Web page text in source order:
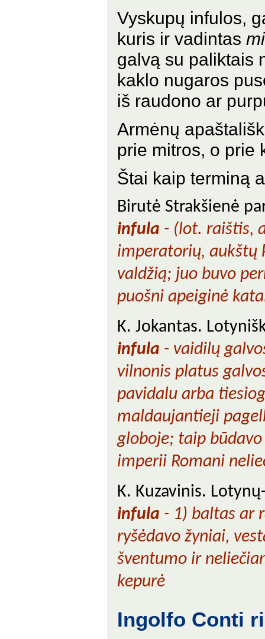
Vyskupų infulos,
kuris ir vadintas
galvą su paliktais
kaklo nugaros
iš raudono ar
Armėnų
prie mitros, o prie
Štai kaip terminą
Birutė Strakšienė
infula - (lot. raištis,
imperatorių, aukštų
valdžią; juo buvo
puošni apeiginė
K. Jokantas.
infula - vaidilų
vilnonis platus
pavidalu arba
maldaujantieji
globoje; taip
imperii Romani
K. Kuzavinis.
infula - 1) baltas ar
ryšėdavo žyniai,
šventumo ir
kepurė
Ingolfo Conti